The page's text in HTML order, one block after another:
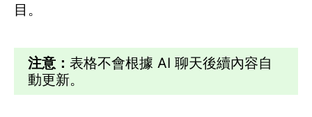
目。
注意： 表格不會根據 AI 聊天後續內容自
動更新。